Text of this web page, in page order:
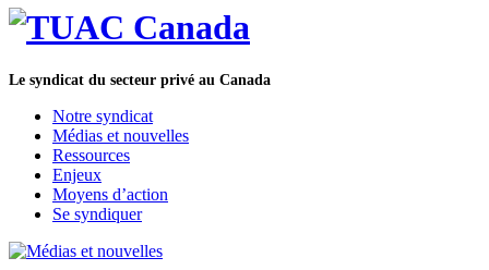
Le syndicat du secteur privé au Canada
Notre syndicat
Médias et nouvelles
Ressources
Enjeux
Moyens d’action
Se syndiquer